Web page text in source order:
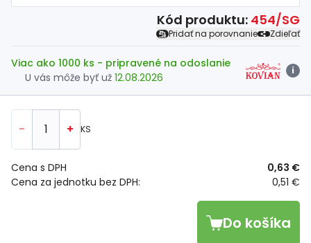
Kód produktu: 454/SG
Pridať na porovnanie Zdieľať
Viac ako 1000 ks - pripravené na odoslanie
U vás môže byť už 12.08.2026
i
- + KS
Cena za jednotku bez DPH: 0,51 €
Cena s DPH 0,63 €
Do košíka